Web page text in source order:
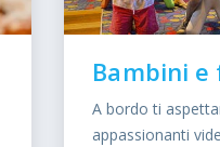
Bambini e
A bordo ti
appassionanti